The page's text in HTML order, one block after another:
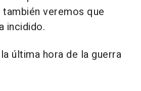
veremos que
incidido.
última hora de la guerra